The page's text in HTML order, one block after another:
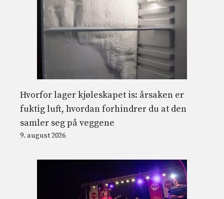
Hvorfor lager kjøleskapet is: årsaken er
fuktig luft, hvordan forhindrer du at den
samler seg på veggene
9. august 2026